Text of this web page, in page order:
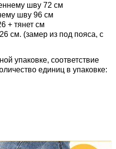
шву 72 см
шву 96 см
+ тянет см
см. (замер из под пояса, с
упаковке, соответствие
единиц в упаковке: